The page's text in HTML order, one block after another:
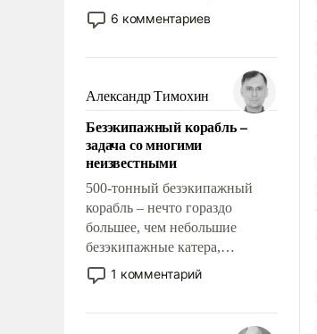
постепенно вытесняя и
отменяя традиционное
мужественным и твердым под
ударами судьбы, брать на себя
ответственность, помогать
слабым, идти вперед и
адаптироваться.
6 комментариев
Александр Тимохин
Безэкипажный корабль –
задача со многими
неизвестными
500-тонный безэкипажный
корабль – нечто гораздо
большее, чем небольшие
безэкипажные катера,
применение которых уже
стало обыденностью. Задача по
сложна и амбициозна. Однако
1 комментарий